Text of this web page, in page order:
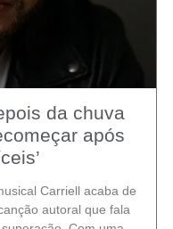
da chuva
após
Carriell acaba de
autoral que fala